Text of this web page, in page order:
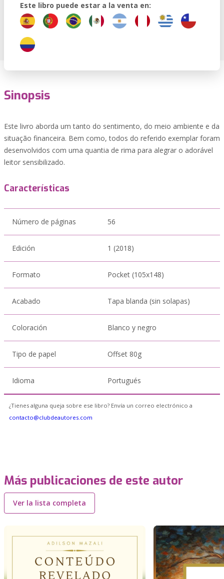
Este libro puede estar a la venta en:
Sinopsis
Este livro aborda um tanto do sentimento, do meio ambiente e da
situação financeira. Bem como, todos do referido exemplar foram
desenvolvidos com uma quantia de rima para alegrar o adorável
leitor sensibilizado.
Características
Número de páginas 56
Edición 1 (2018)
Formato Pocket (105x148)
Acabado Tapa blanda (sin solapas)
Coloración Blanco y negro
Tipo de papel Offset 80g
Idioma Portugués
¿Tienes alguna queja sobre ese libro? Envía un correo electrónico a
contacto@clubdeautores.com
Más publicaciones de este autor
Ver la lista completa